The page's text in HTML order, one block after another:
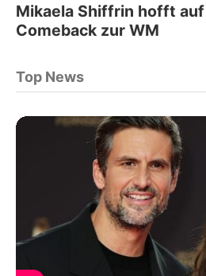
Mikaela Shiffrin hofft
Comeback zur WM
Top News